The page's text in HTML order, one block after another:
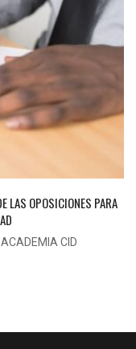
LAS OPOSICIONES PARA
CID